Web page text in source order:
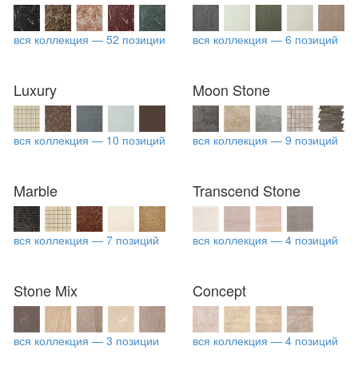
вся коллекция — 52 позиции вся коллекция — 6 позиций
Luxury
вся коллекция — 10 позиций
Moon Stone
вся коллекция — 9 позиций
Marble
вся коллекция — 7 позиций
Transcend Stone
вся коллекция — 4 позиций
Stone Mix
вся коллекция — 3 позиции
Concept
вся коллекция — 4 позиций